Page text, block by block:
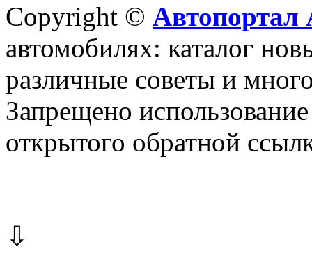
Copyright © Автопортал
автомобилях: каталог
различные советы и
Запрещено
открытого обратной
⇩